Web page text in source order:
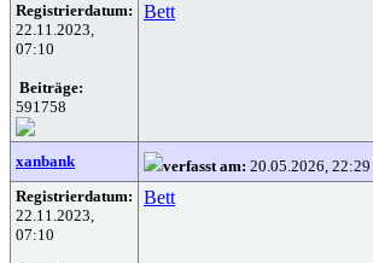
Registrierdatum:
22.11.2023,
07:10
Beiträge:
591758
Bett
xanbank verfasst am: 20.05.2026, 22:29
Registrierdatum:
22.11.2023,
07:10
Bett